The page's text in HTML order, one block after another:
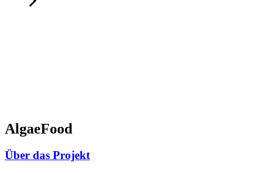
AlgaeFood
Über das Projekt